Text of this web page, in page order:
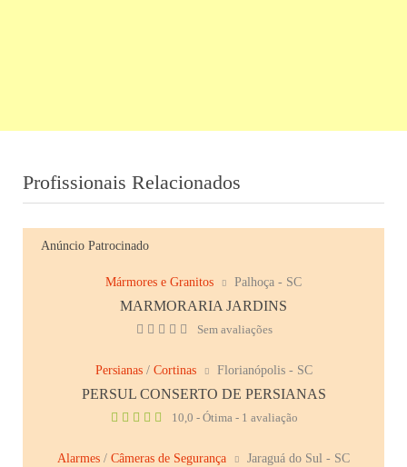
Profissionais Relacionados
Anúncio Patrocinado
Mármores e Granitos Palhoça - SC
MARMORARIA JARDINS
Sem avaliações
Persianas/ Cortinas Florianópolis - SC
PERSUL CONSERTO DE PERSIANAS
10,0 - Ótima - 1 avaliação
Alarmes / Câmeras de Segurança Jaraguá do Sul - SC